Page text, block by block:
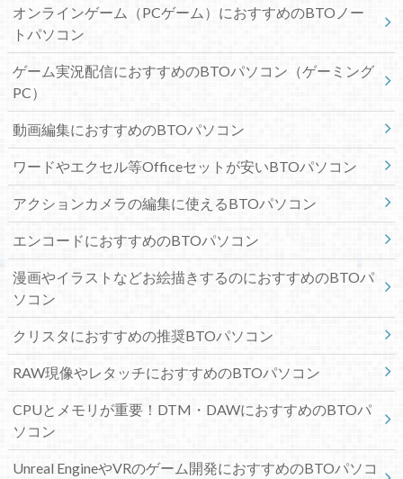
オンラインゲーム（PCゲーム）におすすめのBTOノー
トパソコン
ゲーム実況配信におすすめのBTOパソコン（ゲーミング
PC）
動画編集におすすめのBTOパソコン
ワードやエクセル等Officeセットが安いBTOパソコン
アクションカメラの編集に使えるBTOパソコン
エンコードにおすすめのBTOパソコン
漫画やイラストなどお絵描きするのにおすすめのBTOパ
ソコン
クリスタにおすすめの推奨BTOパソコン
RAW現像やレタッチにおすすめのBTOパソコン
CPUとメモリが重要！DTM・DAWにおすすめのBTOパ
ソコン
Unreal EngineやVRのゲーム開発におすすめのBTOパソコ